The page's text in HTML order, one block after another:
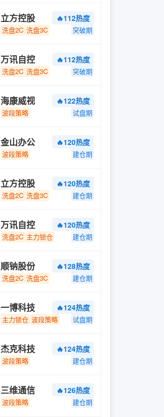
立方控股 🔥112热度
洗盘2C 洗盘3C 突破期
万讯自控 🔥112热度
洗盘2C 洗盘3C 突破期
海康威视 🔥122热度
波段策略 试盘期
金山办公 🔥120热度
波段策略 建仓期
立方控股 🔥120热度
洗盘2C 洗盘3C 建仓期
万讯自控 🔥120热度
洗盘2C 主力锁仓 建仓期
顺钠股份 🔥128热度
洗盘2C 洗盘3C 建仓期
一博科技 🔥124热度
主力锁仓 波段策略 试盘期
杰克科技 🔥124热度
波段策略 建仓期
三维通信 🔥126热度
波段策略 建仓期